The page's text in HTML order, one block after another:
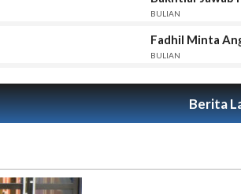
BULIAN
Fadhil Minta
BULIAN
Berita